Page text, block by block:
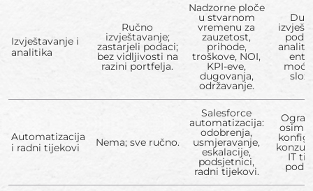
Izvještavanje i
analitika
Ručno
izvještavanje;
zastarjeli podaci;
bez vidljivosti na
razini portfelja.
Nadzorne ploče
u stvarnom
vremenu za
zauzetost,
prihode,
troškove, NOI,
KPI-eve,
dugovanja,
održavanje.
Automatizacija
i radni tijekovi
Nema; sve ručno.
Salesforce
automatizacija:
odobrenja,
usmjeravanje,
eskalacije,
podsjetnici,
radni tijekovi.
osim
IT